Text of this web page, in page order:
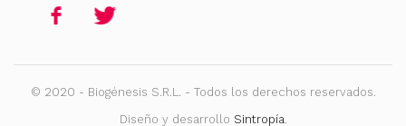
© 2020 - Biogénesis S.R.L. - Todos los derechos reservados.
Diseño y desarrollo Sintropía